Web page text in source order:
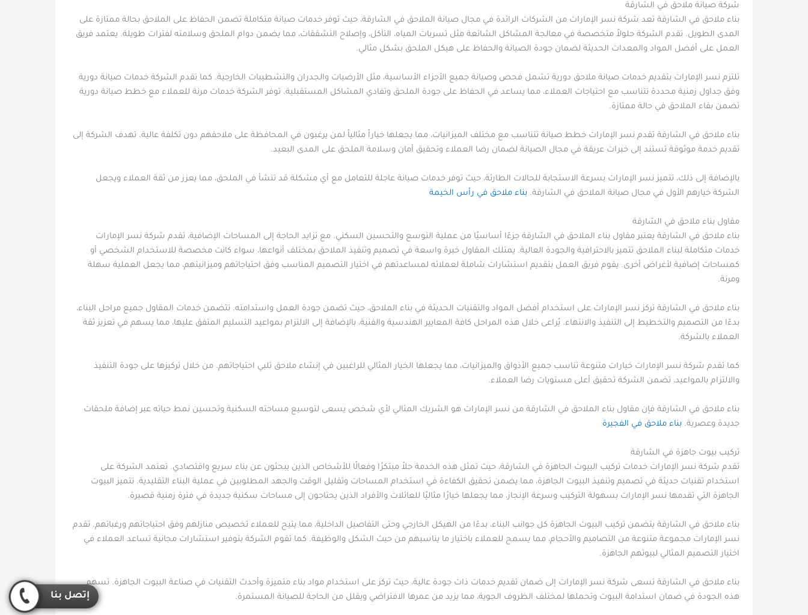
شركة صيانة ملاحق في الشارقة
بناء ملاحق في الشارقة تعد شركة نسر الإمارات من الشركات الرائدة في مجال صيانة الملاحق في الشارقة، حيث توفر خدمات صيانة متكاملة تضمن الحفاظ على الملاحق بحالة ممتازة على
المدى الطويل. تقدم الشركة حلولاً متخصصة في معالجة المشاكل الشائعة مثل تسربات المياه، التآكل، وإصلاح التشققات، مما يضمن دوام الملحق وسلامته لفترات طويلة. يعتمد فريق
العمل على أفضل المواد والمعدات الحديثة لضمان جودة الصيانة والحفاظ على هيكل الملحق بشكل مثالي.
تلتزم نسر الإمارات بتقديم خدمات صيانة ملاحق دورية تشمل فحص وصيانة جميع الأجزاء الأساسية، مثل الأرضيات والجدران والتشطيبات الخارجية. كما تقدم الشركة خدمات صيانة دورية
وفق جداول زمنية محددة تتناسب مع احتياجات العملاء، مما يساعد في الحفاظ على جودة الملحق وتفادي المشاكل المستقبلية. توفر الشركة خدمات مرنة للعملاء مع خطط صيانة دورية
تضمن بقاء الملاحق في حالة ممتازة.
بناء ملاحق في الشارقة تقدم نسر الإمارات خطط صيانة تتناسب مع مختلف الميزانيات، مما يجعلها خياراً مثالياً لمن يرغبون في المحافظة على ملاحقهم دون تكلفة عالية. تهدف الشركة إلى
تقديم خدمة موثوقة تستند إلى خبرات عريقة في مجال الصيانة لضمان رضا العملاء وتحقيق أمان وسلامة الملحق على المدى البعيد.
بالإضافة إلى ذلك، تتميز نسر الإمارات بسرعة الاستجابة للحالات الطارئة، حيث توفر خدمات صيانة عاجلة للتعامل مع أي مشكلة قد تنشأ في الملحق، مما يعزز من ثقة العملاء ويجعل
الشركة خيارهم الأول في مجال صيانة الملاحق في الشارقة. بناء ملاحق في رأس الخيمة
مقاول بناء ملاحق في الشارقة
بناء ملاحق في الشارقة يعتبر مقاول بناء الملاحق في الشارقة جزءًا أساسيًا من عملية التوسع والتحسين السكني. مع تزايد الحاجة إلى المساحات الإضافية، تقدم شركة نسر الإمارات
خدمات متكاملة لبناء الملاحق تتميز بالاحترافية والجودة العالية. يمتلك المقاول خبرة واسعة في تصميم وتنفيذ الملاحق بمختلف أنواعها، سواء كانت مخصصة للاستخدام الشخصي أو
كمساحات إضافية لأغراض أخرى. يقوم فريق العمل بتقديم استشارات شاملة لعملائه لمساعدتهم في اختيار التصميم المناسب وفق احتياجاتهم وميزانيتهم، مما يجعل العملية سهلة
ومرنة.
بناء ملاحق في الشارقة تركز نسر الإمارات على استخدام أفضل المواد والتقنيات الحديثة في بناء الملاحق، حيث تضمن جودة العمل واستدامته. تتضمن خدمات المقاول جميع مراحل البناء،
بدءًا من التصميم والتخطيط إلى التنفيذ والانتهاء. يُراعى خلال هذه المراحل كافة المعايير الهندسية والفنية، بالإضافة إلى الالتزام بمواعيد التسليم المتفق عليها، مما يسهم في تعزيز ثقة
العملاء بالشركة.
كما تقدم شركة نسر الإمارات خيارات متنوعة تناسب جميع الأذواق والميزانيات، مما يجعلها الخيار المثالي للراغبين في إنشاء ملاحق تلبي احتياجاتهم. من خلال تركيزها على جودة التنفيذ
والالتزام بالمواعيد، تضمن الشركة تحقيق أعلى مستويات رضا العملاء.
بناء ملاحق في الشارقة فإن مقاول بناء الملاحق في الشارقة من نسر الإمارات هو الشريك المثالي لأي شخص يسعى لتوسيع مساحته السكنية وتحسين نمط حياته عبر إضافة ملحقات
جديدة وعصرية. بناء ملاحق في الفجيرة
تركيب بيوت جاهزة في الشارقة
تقدم شركة نسر الإمارات خدمات تركيب البيوت الجاهزة في الشارقة، حيث تمثل هذه الخدمة حلاً مبتكرًا وفعالًا للأشخاص الذين يبحثون عن بناء سريع واقتصادي. تعتمد الشركة على
استخدام تقنيات حديثة في تصميم وتنفيذ البيوت الجاهزة، مما يضمن تحقيق الكفاءة في استخدام المساحات وتقليل الوقت والجهد المطلوبين في عملية البناء التقليدية. تتميز البيوت
الجاهزة التي تقدمها نسر الإمارات بسهولة التركيب وسرعة الإنجاز، مما يجعلها خيارًا مثاليًا للعائلات والأفراد الذين يحتاجون إلى مساحات سكنية جديدة في فترة زمنية قصيرة.
بناء ملاحق في الشارقة يتضمن تركيب البيوت الجاهزة كل جوانب البناء، بدءًا من الهيكل الخارجي وحتى التفاصيل الداخلية، مما يتيح للعملاء تخصيص منازلهم وفق احتياجاتهم ورغباتهم. تقدم
نسر الإمارات مجموعة متنوعة من التصاميم والأحجام، مما يسمح للعملاء باختيار ما يناسبهم من حيث الشكل والوظيفة. كما تقوم الشركة بتوفير استشارات مجانية تساعد العملاء في
اختيار التصميم المثالي لبيوتهم الجاهزة.
بناء ملاحق في الشارقة تسعى شركة نسر الإمارات إلى ضمان تقديم خدمات ذات جودة عالية، حيث تركز على استخدام مواد بناء متميزة وأحدث التقنيات في صناعة البيوت الجاهزة. تسهم
هذه الجودة في ضمان استدامة البيوت وتحملها لمختلف الظروف الجوية، مما يزيد من عمرها الافتراضي ويقلل من الحاجة للصيانة المستمرة.
إتصل بنا